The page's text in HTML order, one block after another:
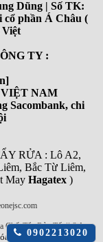
Click
0902213020
Dũng | Số TK:
cổ phần Á Châu (
TY :
VIỆT NAM
Sacombank, chi
RỬA : Lô A2,
Bắc Từ Liêm,
May Hagatex )
Chất Tẩy Rửa Tốt||Siêu
Chất Công Nghiệp